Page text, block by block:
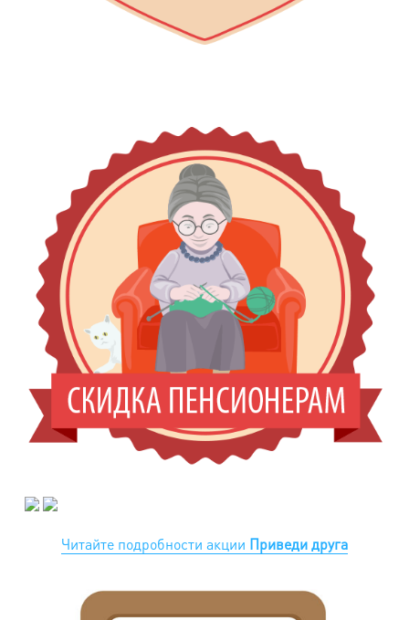
Читайте подробности акции Приведи друга